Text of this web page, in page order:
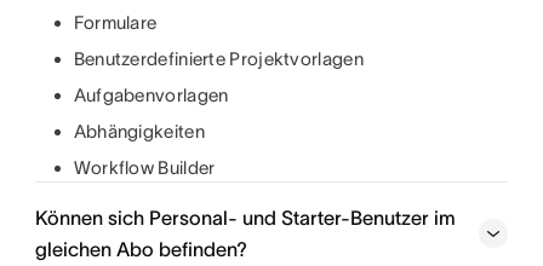
Formulare
Benutzerdefinierte Projektvorlagen
Aufgabenvorlagen
Abhängigkeiten
Workflow Builder
Können sich Personal- und Starter-Benutzer im
gleichen Abo befinden?